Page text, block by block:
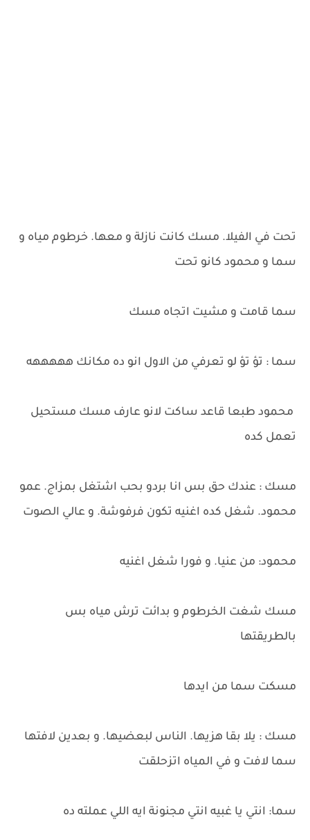
تحت في الفيلا. مسك كانت نازلة و معها. خرطوم مياه و
سما و محمود كانو تحت
سما قامت و مشيت اتجاه مسك
سما : تؤ تؤ لو تعرفي من الاول انو ده مكانك هههههه
محمود طبعا قاعد ساكت لانو عارف مسك مستحيل
تعمل كده
مسك : عندك حق بس انا بردو بحب اشتغل بمزاج. عمو
محمود. شغل كده اغنيه تكون فرفوشة. و عالي الصوت
محمود: من عنيا. و فورا شغل اغنيه
مسك شغت الخرطوم و بدائت ترش مياه بس
بالطريقتها
مسكت سما من ايدها
مسك : يلا بقا هزيها. الناس لبعضيها. و بعدين لافتها
سما لافت و في المياه اتزحلقت
سما: انتي يا غبيه انتي مجنونة ايه اللي عملته ده